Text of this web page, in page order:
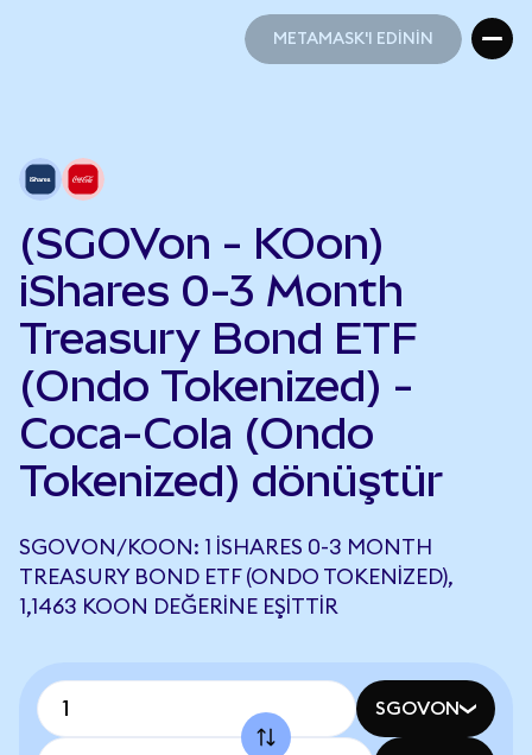
METAMASK'I EDİNİN
(SGOVon - KOon)
iShares 0-3 Month
Treasury Bond ETF
(Ondo Tokenized) -
Coca-Cola (Ondo
Tokenized) dönüştür
SGOVON/KOON: 1 ISHARES 0-3 MONTH
TREASURY BOND ETF (ONDO TOKENIZED),
1,1463 KOON DEĞERINE EŞITTIR
SGOVON